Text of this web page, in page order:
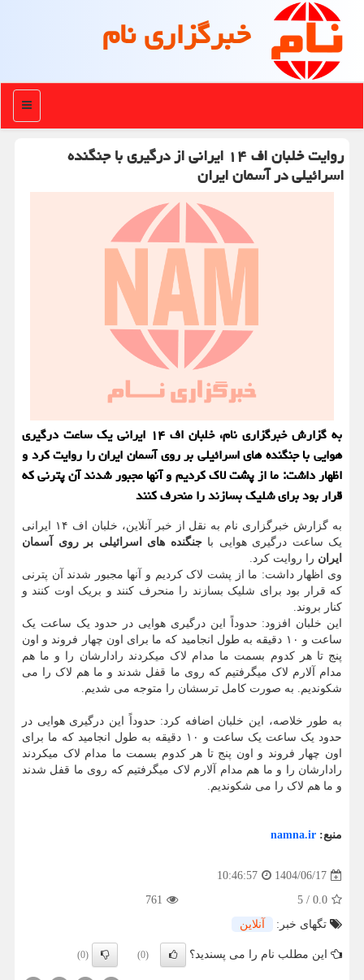
خبرگزاری نام
منو
روایت خلبان اف ۱۴ ایرانی از درگیری با جنگنده
اسرائیلی در آسمان ایران
به گزارش خبرگزاری نام، خلبان اف ۱۴ ایرانی یک ساعت درگیری
هوایی با جنگنده های اسرائیلی بر روی آسمان ایران را روایت کرد و
اظهار داشت: ما از پشت لاک کردیم و آنها مجبور شدند آن پترنی که
قرار بود برای شلیک بسازند را منحرف کنند
به گزارش خبرگزاری نام به نقل از خبر آنلاین، خلبان اف ۱۴ ایرانی
یک ساعت درگیری هوایی باجنگنده های اسرائیلی بر روی آسمان
ایران را روایت کرد.
وی اظهار داشت: ما از پشت لاک کردیم و آنها مجبور شدند آن پترنی
که قرار بود برای شلیک بسازند را منحرف کنند و بریک اوت کنند و
کنار بروند.
این خلبان افزود: حدوداً این درگیری هوایی در حدود یک ساعت یک
ساعت و ۱۰ دقیقه به طول انجامید که ما برای اون چهار فروند و اون
پنج تا هر کدوم بسمت ما مدام لاک میکردند رادارشان را و ما هم
مدام آلارم لاک میگرفتیم که روی ما قفل شدند و ما هم لاک را می
شکوندیم. به صورت کامل ترسشان را متوجه می شدیم.
به طور خلاصه، این خلبان اضافه کرد: حدوداً این درگیری هوایی در
حدود یک ساعت یک ساعت و ۱۰ دقیقه به طول انجامید که ما برای
اون چهار فروند و اون پنج تا هر کدوم بسمت ما مدام لاک میکردند
رادارشان را و ما هم مدام آلارم لاک میگرفتیم که روی ما قفل شدند
و ما هم لاک را می شکوندیم.
منبع: namna.ir
1404/06/17
10:46:57
0.0
/
5
761
تگهای خبر:
آنلاین
این مطلب نام را می پسندید؟ (0)
(0)